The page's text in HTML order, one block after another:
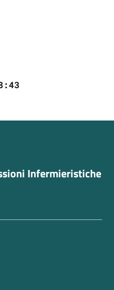
Infermieristiche